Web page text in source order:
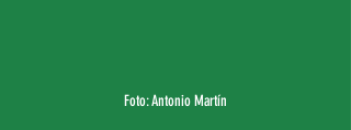
Foto: Antonio Martín